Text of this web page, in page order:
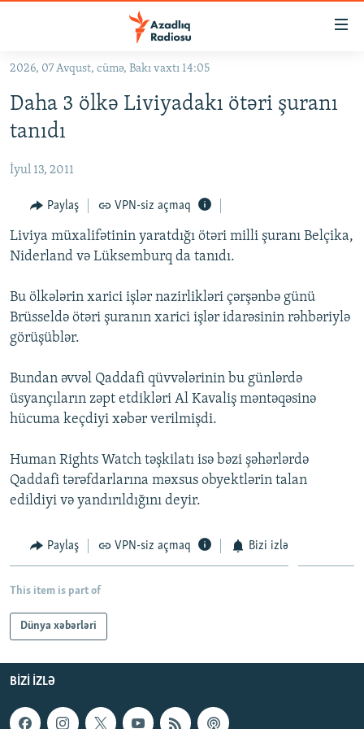
Əsas
qayıt
Əsas
qayıt
#ƏSLINDƏ
FƏRQƏ BAX
QANUNI DOĞRU
ARAŞDIRMA
MULTIMEDIA
VIDEO
İNFOQRAFIKA
KARIKATURA
RADIO ARXIV
AZƏRBAYCAN ƏDƏBIYYATI KITABXANASI
İSLAM VƏ DEMOKRATIYA
HAQQIMIZDA
MISSIYAMIZ
PEŞƏ ETIKASI VƏ JURNALISTIKA STANDARTLARIMIZ
AZADLIQRADIOSU MOBIL TELEFONUNUZDA
BIZIMLƏ ƏLAQƏ
BIZI IZLƏ
RFE/RL-in bütün saytları
2026, 07 Avqust, cümə, Bakı vaxtı 14:05
Daha 3 ölkə Liviyadakı ötəri şuranı
tanıdı
İyul 13, 2011
Paylaş VPN-siz açmaq
Liviya müxalifətinin yaratdığı ötəri milli şuranı Belçika,
Niderland və Lüksemburq da tanıdı.
Bu ölkələrin xarici işlər nazirlikləri çərşənbə günü
Brüsseldə ötəri şuranın xarici işlər idarəsinin rəhbəriylə
görüşüblər.
Bundan əvvəl Qaddafi qüvvələrinin bu günlərdə
üsyançıların zəpt etdikləri Al Kavaliş məntəqəsinə
hücuma keçdiyi xəbər verilmişdi.
Human Rights Watch təşkilatı isə bəzi şəhərlərdə
Qaddafi tərəfdarlarına məxsus obyektlərin talan
edildiyi və yandırıldığını deyir.
Paylaş VPN-siz açmaq Bizi izlə
This item is part of
Dünya xəbərləri
BIZI IZLƏ